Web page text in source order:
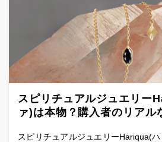
スピリチュアルジュエリー
ァ)は本物？購入者のリアル
スピリチュアルジュエリーHariqua(